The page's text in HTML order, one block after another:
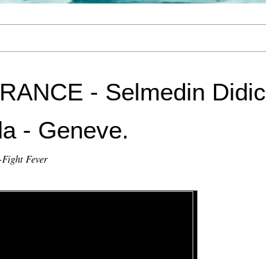
- Selmedin Didic
- Geneve.
Fever